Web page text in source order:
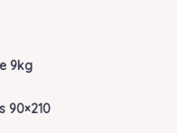
9kg
90×210